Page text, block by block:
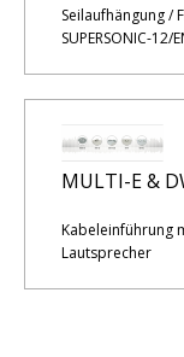
Seilaufhängung /
SUPERSONIC-12/
MULTI-E &
Kabeleinführung
Lautsprecher